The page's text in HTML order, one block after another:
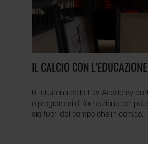
IL CALCIO CON L'EDUCAZIONE
Gli studenti della FCV Academy
a programmi di formazione per
sia fuori dal campo che in campo.